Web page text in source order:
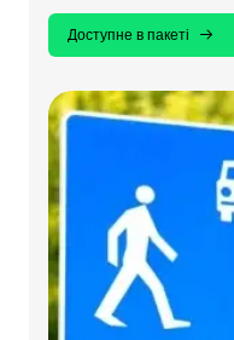
Доступне в пакеті